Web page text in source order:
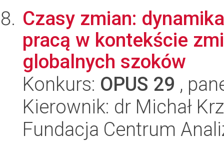
Czasy zmian:
pracą w kontekście
globalnych szoków
Konkurs: OPUS 29 ,
Kierownik: dr Michał
Fundacja Centrum